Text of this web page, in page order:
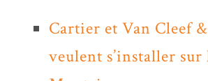
Cartier et Van Cleef
veulent s’installer sur